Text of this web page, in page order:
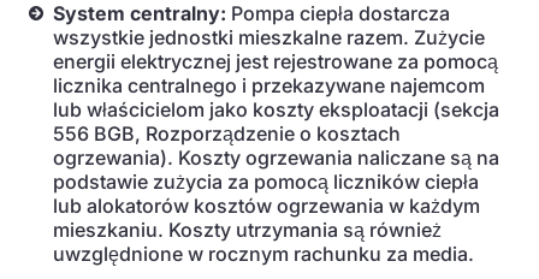
System centralny: Pompa ciepła dostarcza
wszystkie jednostki mieszkalne razem. Zużycie
energii elektrycznej jest rejestrowane za pomocą
licznika centralnego i przekazywane najemcom
lub właścicielom jako koszty eksploatacji (sekcja
556 BGB, Rozporządzenie o kosztach
ogrzewania). Koszty ogrzewania naliczane są na
podstawie zużycia za pomocą liczników ciepła
lub alokatorów kosztów ogrzewania w każdym
mieszkaniu. Koszty utrzymania są również
uwzględnione w rocznym rachunku za media.